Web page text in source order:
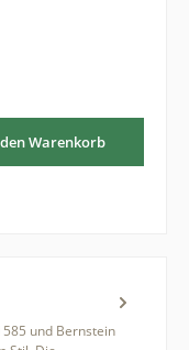
Warenkorb
und Bernstein